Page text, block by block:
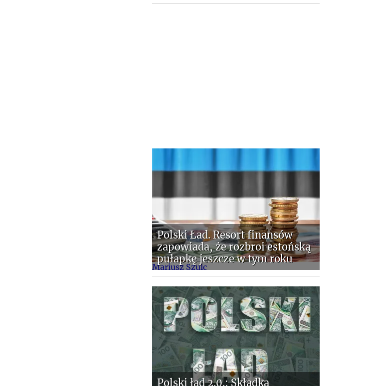
Mariusz Szulc
Polski Ład. Resort finansów
zapowiada, że rozbroi estońską
pułapkę jeszcze w tym roku
Polski ład 2.0.: Składka